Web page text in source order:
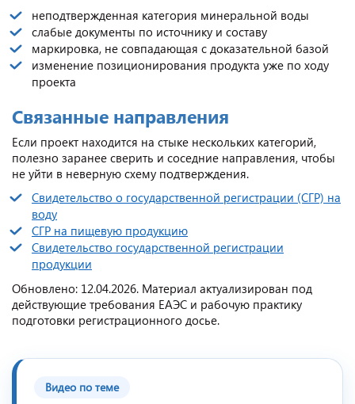
неподтвержденная категория минеральной воды
слабые документы по источнику и составу
маркировка, не совпадающая с доказательной базой
изменение позиционирования продукта уже по ходу
проекта
Связанные направления
Если проект находится на стыке нескольких категорий,
полезно заранее сверить и соседние направления, чтобы
не уйти в неверную схему подтверждения.
Свидетельство о государственной регистрации (СГР) на
воду
СГР на пищевую продукцию
Свидетельство государственной регистрации
продукции
Обновлено: 12.04.2026. Материал актуализирован под
действующие требования ЕАЭС и рабочую практику
подготовки регистрационного досье.
Видео по теме